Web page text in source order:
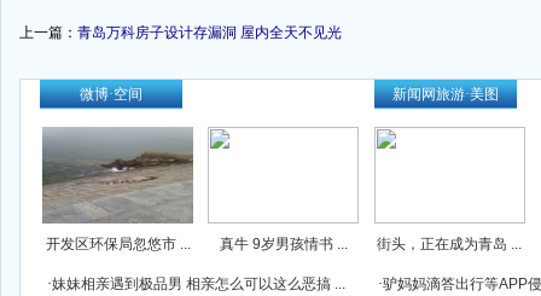
上一篇： 青岛万科房子设计存漏洞 屋内全天不见光